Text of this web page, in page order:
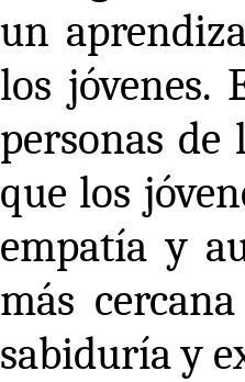
un
los jóvenes.
personas de
que los
empatía y
más
sabiduría y